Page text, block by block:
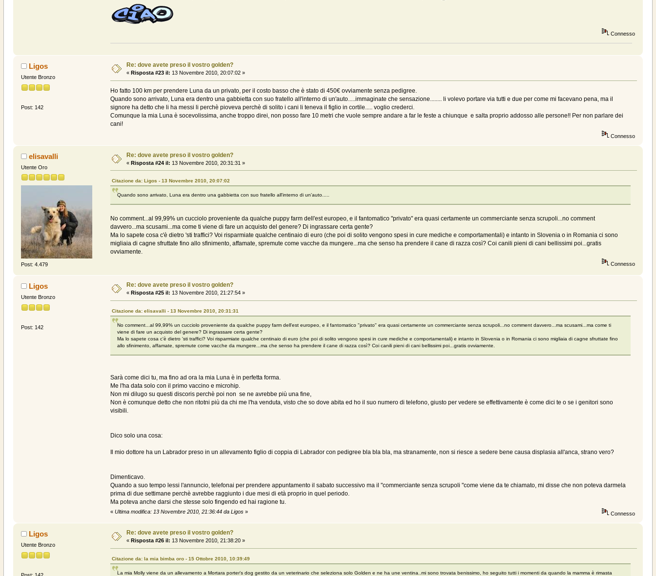
Connesso
Ligos
Utente Bronzo
Post: 142
Re: dove avete preso il vostro golden?
« Risposta #23 il: 13 Novembre 2010, 20:07:02 »
Ho fatto 100 km per prendere Luna da un privato, per il costo basso che è stato di 450€ ovviamente senza pedigree.
Quando sono arrivato, Luna era dentro una gabbietta con suo fratello all'interno di un'auto.....immaginate che sensazione........ li volevo portare via tutti e due per come mi facevano pena, ma il
signore ha detto che li ha messi li perchè pioveva perchè di solito i cani li teneva il figlio in cortile..... voglio crederci.
Comunque la mia Luna è socevolissima, anche troppo direi, non posso fare 10 metri che vuole sempre andare a far le feste a chiunque e salta proprio addosso alle persone!! Per non parlare dei
cani!
Connesso
elisavalli
Utente Oro
Post: 4.479
Re: dove avete preso il vostro golden?
« Risposta #24 il: 13 Novembre 2010, 20:31:31 »
Citazione da: Ligos - 13 Novembre 2010, 20:07:02
Quando sono arrivato, Luna era dentro una gabbietta con suo fratello all'interno di un'auto.....
No comment...al 99,99% un cucciolo proveniente da qualche puppy farm dell'est europeo, e il fantomatico "privato" era quasi certamente un commerciante senza scrupoli...no comment
davvero...ma scusami...ma come ti viene di fare un acquisto del genere? Di ingrassare certa gente?
Ma lo sapete cosa c'è dietro 'sti traffici? Voi risparmiate qualche centinaio di euro (che poi di solito vengono spesi in cure mediche e comportamentali) e intanto in Slovenia o in Romania ci sono
migliaia di cagne sfruttate fino allo sfinimento, affamate, spremute come vacche da mungere...ma che senso ha prendere il cane di razza così? Coi canili pieni di cani bellissimi poi...gratis
ovviamente.
Connesso
Ligos
Utente Bronzo
Post: 142
Re: dove avete preso il vostro golden?
« Risposta #25 il: 13 Novembre 2010, 21:27:54 »
Citazione da: elisavalli - 13 Novembre 2010, 20:31:31
No comment...al 99,99% un cucciolo proveniente da qualche puppy farm dell'est europeo, e il fantomatico "privato" era quasi certamente un commerciante senza scrupoli...no comment davvero...ma scusami...ma come ti
viene di fare un acquisto del genere? Di ingrassare certa gente?
Ma lo sapete cosa c'è dietro 'sti traffici? Voi risparmiate qualche centinaio di euro (che poi di solito vengono spesi in cure mediche e comportamentali) e intanto in Slovenia o in Romania ci sono migliaia di cagne sfruttate fino
allo sfinimento, affamate, spremute come vacche da mungere...ma che senso ha prendere il cane di razza così? Coi canili pieni di cani bellissimi poi...gratis ovviamente.
Sarà come dici tu, ma fino ad ora la mia Luna è in perfetta forma.
Me l'ha data solo con il primo vaccino e microhip.
Non mi dilugo su questi discoris perchè poi non se ne avrebbe più una fine,
Non è comunque detto che non ritotni più da chi me l'ha venduta, visto che so dove abita ed ho il suo numero di telefono, giusto per vedere se effettivamente è come dici te o se i genitori sono
visibili.
Dico solo una cosa:
Il mio dottore ha un Labrador preso in un allevamento figlio di coppia di Labrador con pedigree bla bla bla, ma stranamente, non si riesce a sedere bene causa displasia all'anca, strano vero?
Dimenticavo.
Quando a suo tempo lessi l'annuncio, telefonai per prendere appuntamento il sabato successivo ma il "commerciante senza scrupoli "come viene da te chiamato, mi disse che non poteva darmela
prima di due settimane perchè avrebbe raggiunto i due mesi di età proprio in quel periodo.
Ma poteva anche darsi che stesse solo fingendo ed hai ragione tu.
«Ultima modifica: 13 Novembre 2010, 21:36:44 da Ligos » Connesso
Ligos
Utente Bronzo
Re: dove avete preso il vostro golden?
« Risposta #26 il: 13 Novembre 2010, 21:38:20 »
Citazione da: la mia bimba oro - 15 Ottobre 2010, 10:39:49
La mia Molly viene da un allevamento a Mortara porter's dog gestito da un veterinario che seleziona solo Golden e ne ha une ventina..mi sono trovata benissimo, ho seguito tutti i momenti da quando la mamma è rimasta